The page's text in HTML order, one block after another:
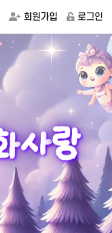
회원가입 로그인
사랑